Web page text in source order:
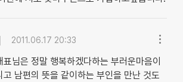
2011.06.17 20:33
님은 정말 행복하겠다하는 부러운마음이
고 남편의 뜻을 같이하는 부인을 만난 것도